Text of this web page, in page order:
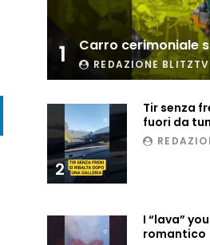
Esplode
sotterranea
Grattacielo
incendio
1 REDAZIONE BLITZTV
2
Tir senza
fuori da
I “lava”
romantico